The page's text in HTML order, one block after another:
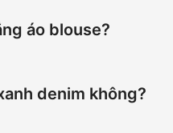
áo blouse?
CTR tăng 25%, khớp
denim không?